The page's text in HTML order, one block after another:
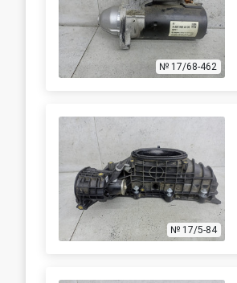
№ 17/68-462
№ 17/5-84